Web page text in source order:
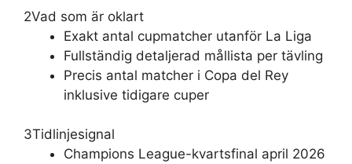
2Vad som är oklart
Exakt antal cupmatcher utanför La Liga
Fullständig detaljerad mållista per tävling
Precis antal matcher i Copa del Rey
inklusive tidigare cuper
3Tidlinjesignal
Champions League-kvartsfinal april 2026